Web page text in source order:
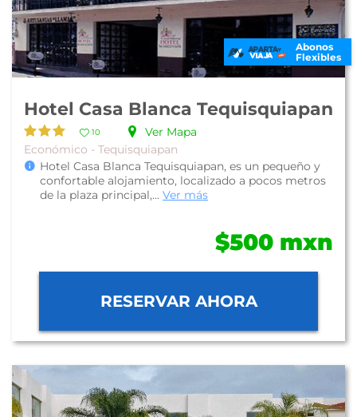
Abonos
Flexibles
Hotel Casa Blanca Tequisquiapan
10
Ver Mapa
Económico - Tequisquiapan
Hotel Casa Blanca Tequisquiapan, es un pequeño y
confortable alojamiento, localizado a pocos metros
de la plaza principal,... Ver más
$500 mxn
RESERVAR AHORA